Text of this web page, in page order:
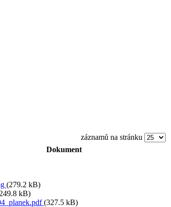
záznamů na stránku
Dokument
(279.2 kB)
kB)
(327.5 kB)